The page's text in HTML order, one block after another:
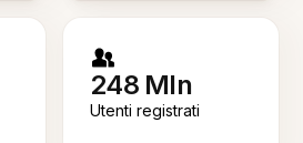
248 Mln
Utenti registrati